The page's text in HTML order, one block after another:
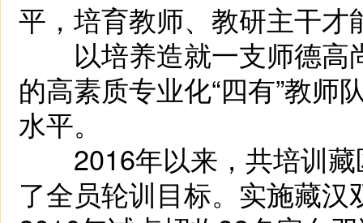
平，培育教师、教研主干才
以培养造就一支师德高
的高素质专业化“四有”教
水平。
2016年以来，共培训藏
了全员轮训目标。实施藏